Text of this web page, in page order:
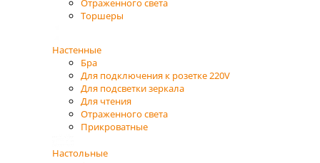
Торшеры
Настенные
Бра
Для подключения к розетке 220V
Для подсветки зеркала
Для чтения
Отраженного света
Прикроватные
Настольные